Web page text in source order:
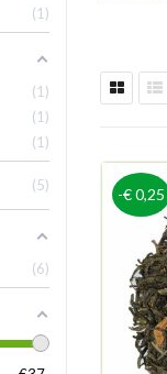
1
1
1
1
5
6
-€ 0,25